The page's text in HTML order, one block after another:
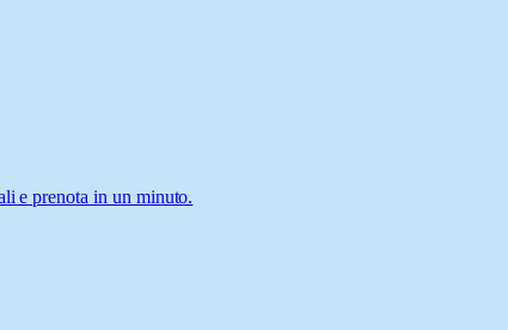
e prenota in un minuto.